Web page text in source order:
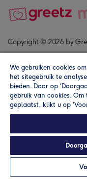
Copyright © 2026 by
Alle prijzen zijn
We gebruiken cookies
het sitegebruik te
bieden. Door op
gebruik van cookies.
geplaatst, klikt u op